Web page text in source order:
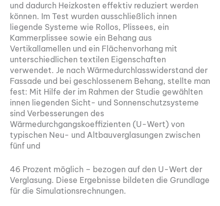
und dadurch Heizkosten effektiv reduziert werden
können. Im Test wurden ausschließlich innen
liegende Systeme wie Rollos, Plissees, ein
Kammerplissee sowie ein Behang aus
Vertikallamellen und ein Flächenvorhang mit
unterschiedlichen textilen Eigenschaften
verwendet. Je nach Wärmedurchlasswiderstand der
Fassade und bei geschlossenem Behang, stellte man
fest: Mit Hilfe der im Rahmen der Studie gewählten
innen liegenden Sicht- und Sonnenschutzsysteme
sind Verbesserungen des
Wärmedurchgangskoeffizienten (U-Wert) von
typischen Neu- und Altbauverglasungen zwischen
fünf und
46 Prozent möglich – bezogen auf den U-Wert der
Verglasung. Diese Ergebnisse bildeten die Grundlage
für die Simulationsrechnungen.